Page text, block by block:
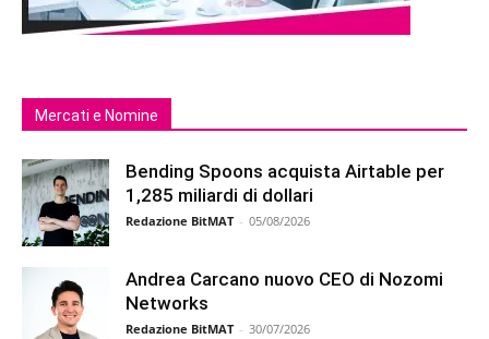
Mercati e Nomine
Bending Spoons acquista Airtable per
1,285 miliardi di dollari
Redazione BitMAT - 05/08/2026
Andrea Carcano nuovo CEO di Nozomi
Networks
Redazione BitMAT - 30/07/2026